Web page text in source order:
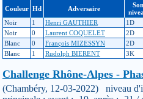
Couleur Hd Adversaire
Son
Noir
1 Henri GAUTHIER 1D
Noir
0 Laurent COQUELET 2D
Blanc
0 François MIZESSYN 2D
Blanc
1 Rudolph BIERENT 3K
Challenge Rhône-Alpes -
(Chambéry, 12-03-2022) niveau